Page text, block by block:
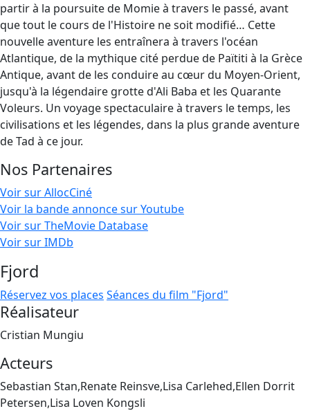
partir à la poursuite de Momie à travers le passé, avant
que tout le cours de l'Histoire ne soit modifié… Cette
nouvelle aventure les entraînera à travers l'océan
Atlantique, de la mythique cité perdue de Païtiti à la Grèce
Antique, avant de les conduire au cœur du Moyen-Orient,
jusqu'à la légendaire grotte d'Ali Baba et les Quarante
Voleurs. Un voyage spectaculaire à travers le temps, les
civilisations et les légendes, dans la plus grande aventure
de Tad à ce jour.
Nos Partenaires
Voir sur AllocCiné
Voir la bande annonce sur Youtube
Voir sur TheMovie Database
Voir sur IMDb
Fjord
Réservez vos places Séances du film "Fjord"
Réalisateur
Cristian Mungiu
Acteurs
Sebastian Stan,Renate Reinsve,Lisa Carlehed,Ellen Dorrit
Petersen,Lisa Loven Kongsli